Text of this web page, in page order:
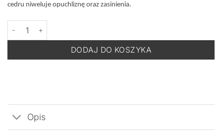
cedru niweluje opuchliznę oraz zasinienia.
ilość MESOESTETIC Age Element Anti Wrinkle Eye Contour -
DODAJ DO KOSZYKA
Opis